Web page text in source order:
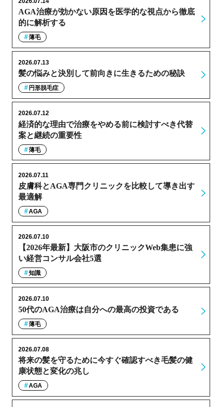
AGA治療が効かない原因を医学的な視点から徹底
的に解析する
薄毛
髪の悩みと決別して前向きに生きるための秘訣
2026.07.13
円形脱毛症
経済的な理由で治療をやめる前に検討すべき代替
案と継続の重要性
2026.07.12
薄毛
皮膚科とAGA専門クリニックを比較して導き出す
最適解
2026.07.11
AGA
【2026年最新】大阪市のクリニックWeb集患に強
い経営コンサル会社5選
2026.07.10
知識
50代のAGA治療は自分への最高の投資である
2026.07.10
薄毛
将来の髪を守るために今すぐ確認すべき毛髪の健
康状態と変化の兆し
2026.07.08
AGA